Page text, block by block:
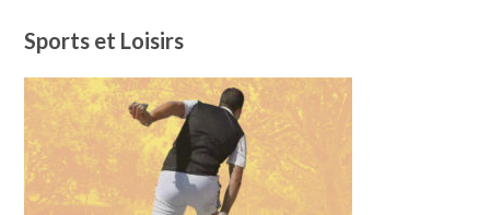
Sports et Loisirs